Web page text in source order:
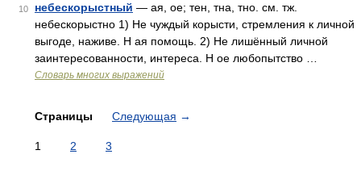
10 небескорыстный — ая, ое; тен, тна, тно. см. тж.
небескорыстно 1) Не чуждый корысти, стремления к личной
выгоде, наживе. Н ая помощь. 2) Не лишённый личной
заинтересованности, интереса. Н ое любопытство …
Словарь многих выражений
Страницы Следующая →
1 2 3